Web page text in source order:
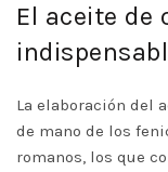
El aceite de
La elaboración del
de mano de los
romanos, los que